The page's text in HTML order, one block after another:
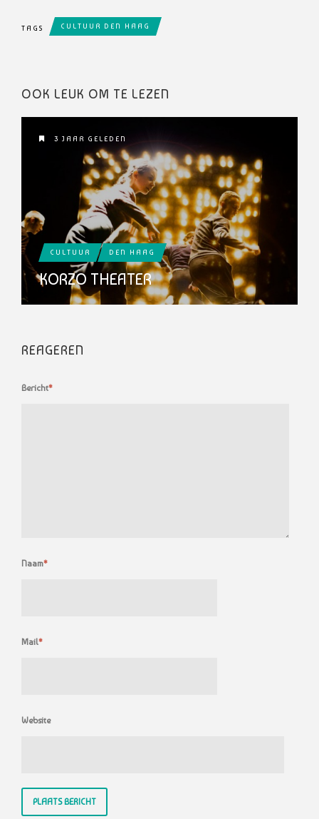
TAGS CULTUUR DEN HAAG
OOK LEUK OM TE LEZEN
3 JAAR GELEDEN
CULTUUR DEN HAAG
KORZO THEATER
REAGEREN
Bericht*
Naam*
Mail*
Website